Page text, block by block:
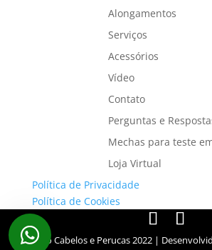
Alongamentos
Serviços
Acessórios
Vídeo
Contato
Perguntas e
Mechas para teste
Loja Virtual
Política de Privacidade
Política de Cookies
Elvio Cabelos e Perucas 2022|